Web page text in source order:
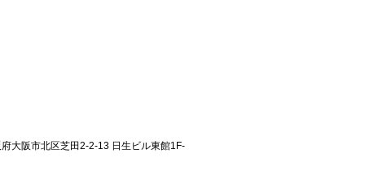
大阪市北区芝田2-2-13 日生ビル東館1F-